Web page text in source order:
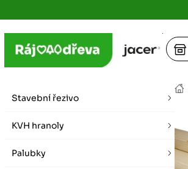
Stavební řezivo
KVH hranoly
Palubky
+
+